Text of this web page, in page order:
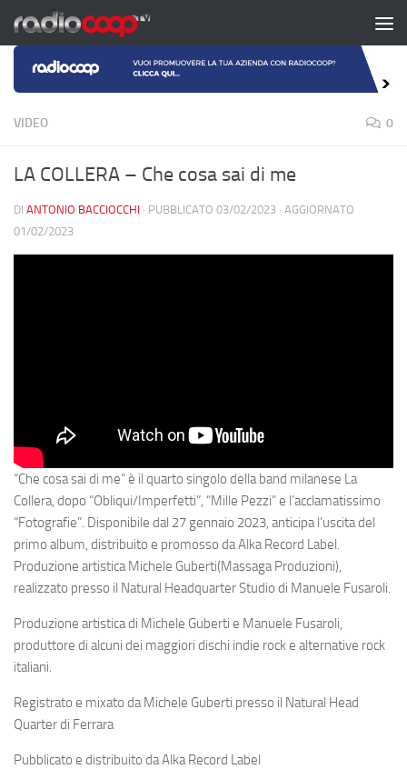
Salta al contenuto
VIDEO 0
LA COLLERA – Che cosa sai di me
DI ANTONIO BACCIOCCHI · PUBBLICATO 03/02/2023 · AGGIORNATO
01/02/2023
“Che cosa sai di me”è il quarto singolo della band milanese La
Collera, dopo “Obliqui/Imperfetti”, “Mille Pezzi”e l’acclamatissimo
“Fotografie”. Disponibile dal 27 gennaio 2023, anticipa l’uscita del
primo album, distribuito e promosso daAlka Record Label.
Produzione artisticaMichele Guberti(Massaga Produzioni),
realizzato presso il Natural Headquarter Studio di Manuele Fusaroli.
Produzione artistica di Michele Guberti e Manuele Fusaroli,
produttore di alcuni dei maggiori dischi indie rock e alternative rock
italiani.
Registrato e mixato da Michele Guberti presso il Natural Head
Quarter di Ferrara
Pubblicato e distribuito da Alka Record Label